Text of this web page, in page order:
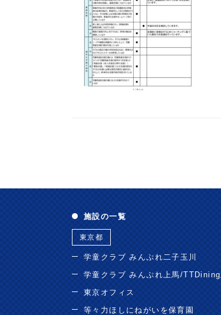
施設の一覧
東京都
学童クラブ みんぷれ二子玉川
学童クラブ みんぷれ上馬/
東京オフィス
等々力ほしにねがいを保育園